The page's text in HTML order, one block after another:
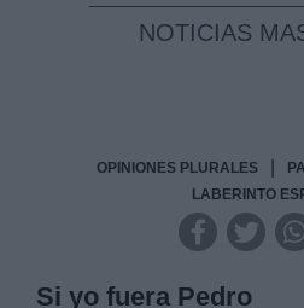
NOTICIAS
OPINIONES PLURALES
LABERINTO
Si yo fuera Pedro